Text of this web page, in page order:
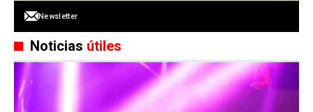
Newsletter
Noticias útiles